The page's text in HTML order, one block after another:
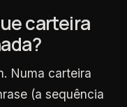
carteira
Numa carteira
(a sequência